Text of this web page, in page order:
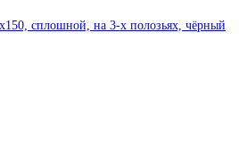
сплошной, на 3-х полозьях, чёрный